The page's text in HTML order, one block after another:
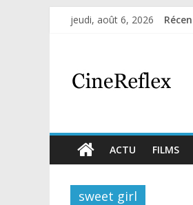
jeudi, août 6, 2026
ACTU FILMS
sweet girl